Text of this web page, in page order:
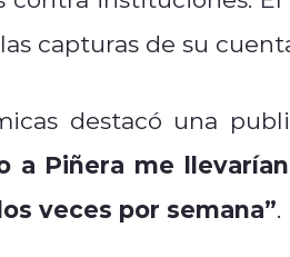
capturas de su
destacó una
a Piñera me
veces por semana”.